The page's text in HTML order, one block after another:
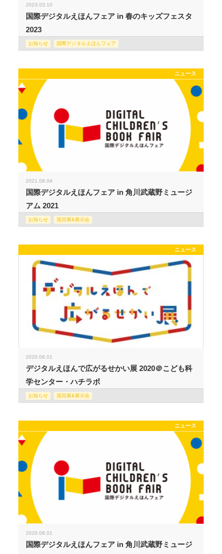
2023.03.10
国際デジタルえほんフェア in 春のキッズフェスタ
2023
お知らせ 国際デジタルえほんフェア
ニュース
2021.08.04
国際デジタルえほんフェア in 角川武蔵野ミュージ
アム 2021
お知らせ 巡回展&展示会
ニュース
2020.06.01
デジタルえほんで広がるせかい展 2020＠こども科
学センター・ハチラボ
お知らせ 巡回展&展示会
ニュース
2020.08.01
国際デジタルえほんフェア in 角川武蔵野ミュージ